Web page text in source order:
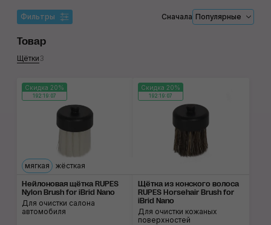
Фильтры Сначала Популярные
Товар
Щётки3
Скидка 20%
192:19:07
мягкая жёсткая
Нейлоновая щётка RUPES
Nylon Brush for iBrid Nano
Для очистки салона
автомобиля
Скидка 20%
192:19:07
Щётка из конского волоса
RUPES Horsehair Brush for
iBrid Nano
Для очистки кожаных
поверхностей